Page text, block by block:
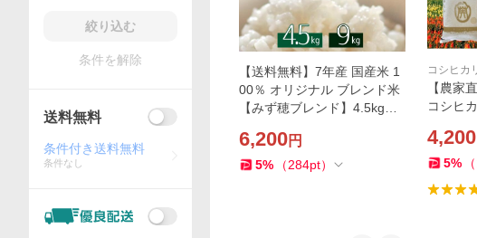
【送料無料】7年産 国産米 1
00％ オリジナル ブレンド米
【みず穂ブレンド】4.5kg・9
地方
6,200円
5% （284pt）
コシヒカ
【農家
コシヒ
【英〜
g 精米
4,200
5% （
絞り込む
条件を解除
送料無料
条件付き送料無料
条件なし